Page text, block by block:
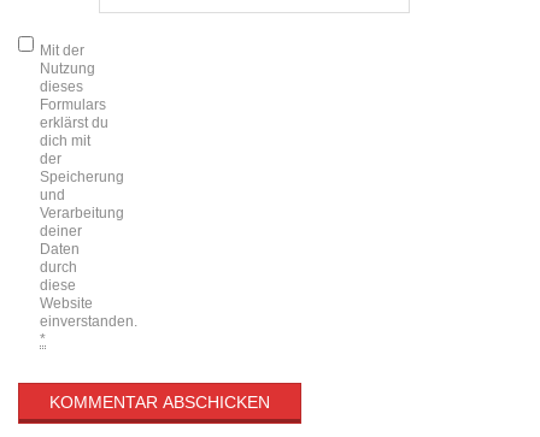
Mit der
Nutzung
dieses
Formulars
erklärst du
dich mit
der
Speicherung
und
Verarbeitung
deiner
Daten
durch
diese
Website
einverstanden.
*